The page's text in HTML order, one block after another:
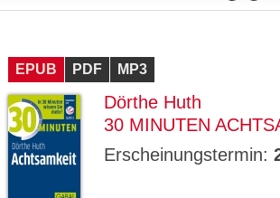
EPUB PDF MP3
Dörthe Huth
30 MINUTEN
Erscheinungstermin:
Name Zweck
ESSION
_ID
verlag.
de
Session verwendet
GV_CO
OKIES
gabal-
Speichert den
Domäne.